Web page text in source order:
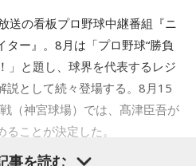
送の看板プロ野球中継番組『ニ
ター』。8月は「プロ野球“勝負
」と題し、球界を代表するレジ
説として続々登場する。8月15
（神宮球場）では、髙津臣吾が
ことが決定した。
事を読む